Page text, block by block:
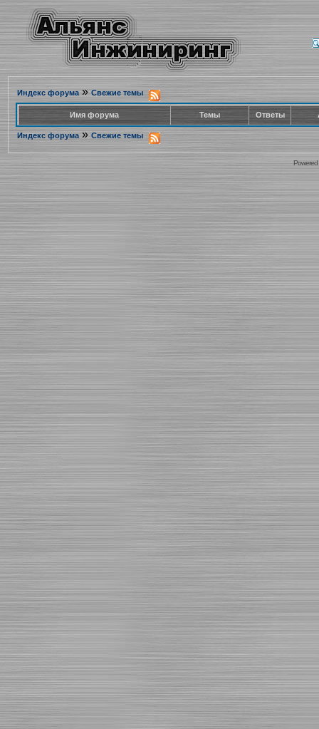
Индекс форума» Свежие темы
Имя форума Темы Ответы
Индекс форума » Свежие темы